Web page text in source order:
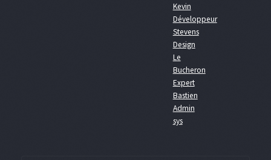
Kevin
Développeur
Stevens
Design
Le
Bucheron
Expert
Bastien
Admin
sys